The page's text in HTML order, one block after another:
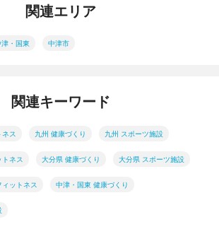
関連エリア
・国東 中津市
関連キーワード
ス 九州 健康づくり 九州 スポーツ施設
ネス 大分県 健康づくり 大分県 スポーツ施設
ットネス 中津・国東 健康づくり